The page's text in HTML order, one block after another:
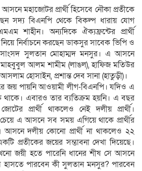
মহাজোটর প্রার্থী হিসেবে নৌকা প্রতীকে
করছেন সদ্য বিএনপি থেকে বিকল্প ধারায় যোগ
শাহীন। অন্যদিকে ঐক্যফ্রন্টের প্রার্থী
নির্বাচনে করছেন ডাকসুর সাবেক ভিপি ও
সুলতান মোহাম্মদ মনসুর। এ আসনে
মাহবুবুল আলম শামীম (লাঙল), হাফিজ মতিউর
হোসাইন, প্রশান্ত দেব সানা (হাতুড়ী)।
পায়নি আওয়ামী লীগ-বিএনপি। যদিও এ
থাকে। এবারও তার ব্যতিক্রম হয়নি। এ বছর
প্রার্থী থাকলেও নেই দলীয় প্রার্থী।
এ আসনে সব সময় এগিয়ে থাকে প্রার্থীর
দলীয় কোনো প্রার্থী না থাকলেও ২২
প্রতীকের জয়ের সম্ভাবনা দেখা দিয়েছে।
জয়ী হতে পারেনি ধানের শীষ সে আসনে
হাসতে পারবেন কী সুলতান মনসুর? পারবেন